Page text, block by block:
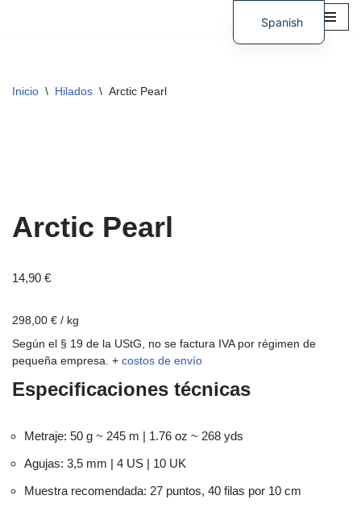
Inicio \ Hilados \ Arctic Pearl
Arctic Pearl
14,90 €
298,00 € / kg
Según el § 19 de la UStG, no se factura IVA por régimen de
pequeña empresa. + costos de envío
Especificaciones técnicas
Metraje: 50 g ~ 245 m | 1.76 oz ~ 268 yds
Agujas: 3,5 mm | 4 US | 10 UK
Muestra recomendada: 27 puntos, 40 filas por 10 cm
Spanish
German